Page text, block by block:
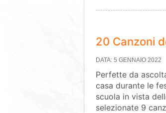
20 Canzoni
DATA: 5 GENNAIO 2022
Perfette da
casa durante le
scuola in vista
selezionate 9